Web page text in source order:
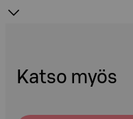
Katso myös